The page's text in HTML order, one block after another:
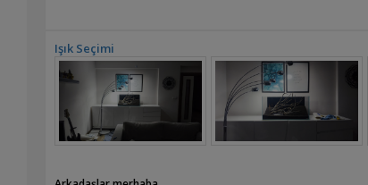
Işık Seçimi